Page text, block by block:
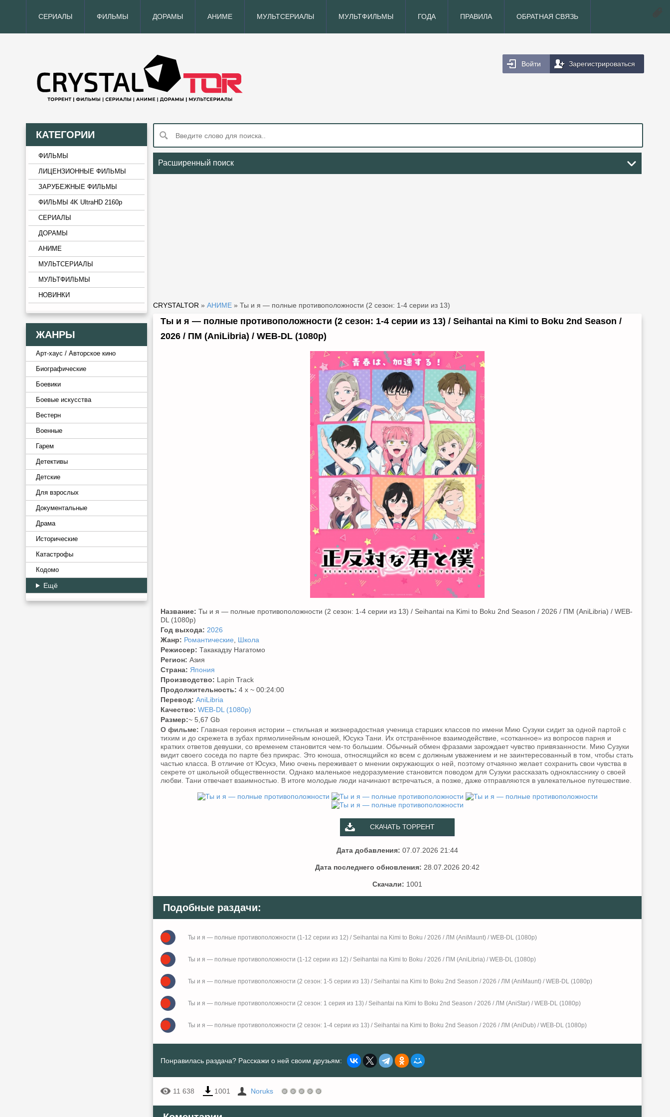
СЕРИАЛЫ ФИЛЬМЫ ДОРАМЫ АНИМЕ МУЛЬТСЕРИАЛЫ МУЛЬТФИЛЬМЫ ГОДА ПРАВИЛА ОБРАТНАЯ СВЯЗЬ
Войти Зарегистрироваться
КАТЕГОРИИ
ФИЛЬМЫ
ЛИЦЕНЗИОННЫЕ ФИЛЬМЫ
ЗАРУБЕЖНЫЕ ФИЛЬМЫ
ФИЛЬМЫ 4K UltraHD 2160p
СЕРИАЛЫ
ДОРАМЫ
АНИМЕ
МУЛЬТСЕРИАЛЫ
МУЛЬТФИЛЬМЫ
НОВИНКИ
ЖАНРЫ
Арт-хаус / Авторское кино
Биографические
Боевики
Боевые искусства
Вестерн
Военные
Гарем
Детективы
Детские
Для взрослых
Документальные
Драма
Исторические
Катастрофы
Кодомо
Ещё
Расширенный поиск
CRYSTALTOR » АНИМЕ » Ты и я — полные противоположности (2 сезон: 1-4 серии из 13)
Ты и я — полные противоположности (2 сезон: 1-4 серии из 13) / Seihantai na Kimi to Boku 2nd Season /
2026 / ПМ (AniLibria) / WEB-DL (1080p)
Название: Ты и я — полные противоположности (2 сезон: 1-4 серии из 13) / Seihantai na Kimi to Boku 2nd Season / 2026 / ПМ (AniLibria) / WEB-
DL (1080p)
Год выхода: 2026
Жанр: Романтические
Школа
Режиссер: Такакадзу Нагатомо
Регион: Азия
Страна: Япония
Производство: Lapin Track
Продолжительность: 4 x ~ 00:24:00
Перевод: AniLibria
Качество: WEB-DL (1080p)
Размер:~ 5,67 Gb
О фильме: Главная героиня истории – стильная и жизнерадостная ученица старших классов по имени Мию Сузуки сидит за одной партой с
тихим и до скрежета в зубах прямолинейным юношей, Юсукэ Тани. Их отстранённое взаимодействие, «сотканное» из вопросов парня и
кратких ответов девушки, со временем становится чем-то большим. Обычный обмен фразами зарождает чувство привязанности. Мию Сузуки
видит своего соседа по парте без прикрас. Это юноша, относящийся ко всем с должным уважением и не заинтересованный в том, чтобы стать
частью класса. В отличие от Юсукэ, Мию очень переживает о мнении окружающих о ней, поэтому отчаянно желает сохранить свои чувства в
секрете от школьной общественности. Однако маленькое недоразумение становится поводом для Сузуки рассказать однокласснику о своей
любви. Тани отвечает взаимностью. В итоге молодые люди начинают встречаться, а позже, даже отправляются в увлекательное путешествие.
СКАЧАТЬ ТОРРЕНТ
Дата добавления: 07.07.2026 21:44
Дата последнего обновления: 28.07.2026 20:42
Скачали: 1001
Подобные раздачи:
Ты и я — полные противоположности (1-12 серии из 12) / Seihantai na Kimi to Boku / 2026 / ЛМ (AniMaunt) / WEB-DL (1080p)
Ты и я — полные противоположности (1-12 серии из 12) / Seihantai na Kimi to Boku / 2026 / ПМ (AniLibria) / WEB-DL (1080p)
Ты и я — полные противоположности (2 сезон: 1-5 серии из 13) / Seihantai na Kimi to Boku 2nd Season / 2026 / ЛМ (AniMaunt) / WEB-DL (1080p)
Ты и я — полные противоположности (2 сезон: 1 серия из 13) / Seihantai na Kimi to Boku 2nd Season / 2026 / ЛМ (AniStar) / WEB-DL (1080p)
Ты и я — полные противоположности (2 сезон: 1-4 серии из 13) / Seihantai na Kimi to Boku 2nd Season / 2026 / ЛМ (AniDub) / WEB-DL (1080р)
Понравилась раздача? Расскажи о ней своим друзьям:
11 638 1001 Noruks